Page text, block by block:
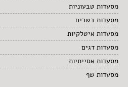
מסעדות טבעוניות
מסעדות בשרים
מסעדות איטלקיות
מסעדות דגים
מסעדות אסייתיות
מסעדות שף